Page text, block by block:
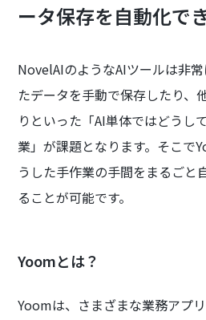
ータ保存を自動化で
NovelAIのようなAIツールは非
たデータを手動で保存したり、
りといった「AI単体ではどうし
業」が課題となります。そこで
うした手作業の手間をまるごと
ることが可能です。
Yoomとは？
Yoomは、さまざまな業務アプ